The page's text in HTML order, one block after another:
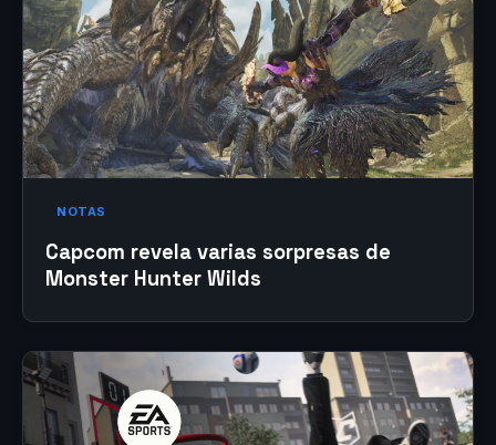
NOTAS
Capcom revela varias sorpresas de
Monster Hunter Wilds